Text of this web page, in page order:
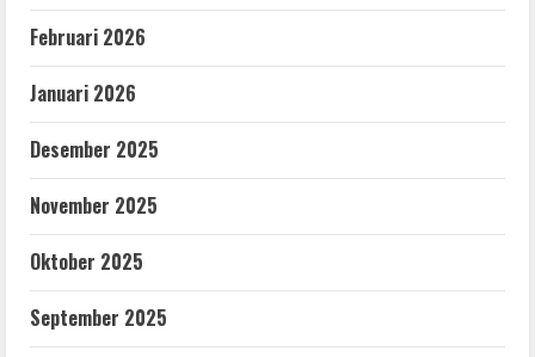
Februari 2026
Januari 2026
Desember 2025
November 2025
Oktober 2025
September 2025